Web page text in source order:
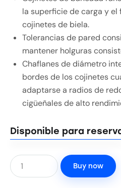
la superficie de carga y el
cojinetes de biela.
Tolerancias de pared
mantener holguras
Chaflanes de diámetro
bordes de los cojinetes
adaptarse a radios de
cigüeñales de alto
Disponible para
Buy now